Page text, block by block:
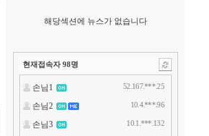
해당섹션에 뉴스가 없습니다
현재접속자 98명